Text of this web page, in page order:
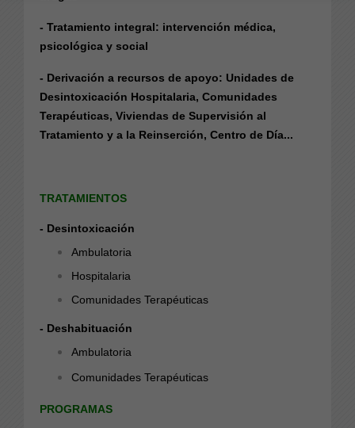
- Tratamiento integral: intervención médica,
psicológica y social
- Derivación a recursos de apoyo: Unidades de
Desintoxicación Hospitalaria, Comunidades
Terapéuticas, Viviendas de Supervisión al
Tratamiento y a la Reinserción, Centro de Día...
TRATAMIENTOS
- Desintoxicación
Ambulatoria
Hospitalaria
Comunidades Terapéuticas
- Deshabituación
Ambulatoria
Comunidades Terapéuticas
PROGRAMAS